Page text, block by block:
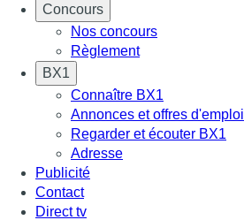
Concours
Nos concours
Règlement
BX1
Connaître BX1
Annonces et offres d'emploi
Regarder et écouter BX1
Adresse
Publicité
Contact
Direct tv